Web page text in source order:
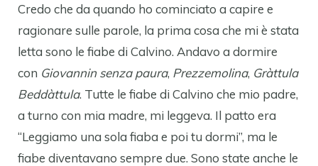
Credo che da quando ho cominciato a capire e
ragionare sulle parole, la prima cosa che mi è stata
letta sono le fiabe di Calvino. Andavo a dormire
con Giovannin senza paura, Prezzemolina, Gràttula
Beddàttula. Tutte le fiabe di Calvino che mio padre,
a turno con mia madre, mi leggeva. Il patto era
“Leggiamo una sola fiaba e poi tu dormi”, ma le
fiabe diventavano sempre due. Sono state anche le